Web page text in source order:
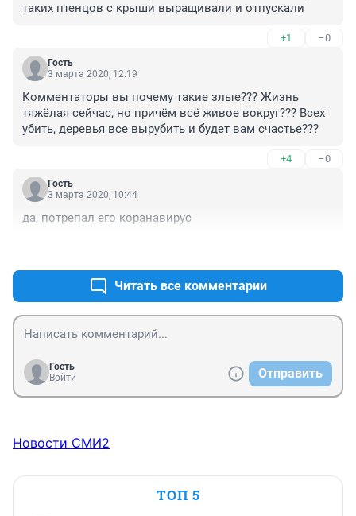
таких птенцов с крыши выращивали и отпускали
+1 –0
Гость
3 марта 2020, 12:19
Комментаторы вы почему такие злые??? Жизнь
тяжёлая сейчас, но причём всё живое вокруг??? Всех
убить, деревья все вырубить и будет вам счастье???
+4 –0
Гость
3 марта 2020, 10:44
да, потрепал его коранавирус
Читать все комментарии
Гость
Войти
Отправить
Новости СМИ2
ТОП 5